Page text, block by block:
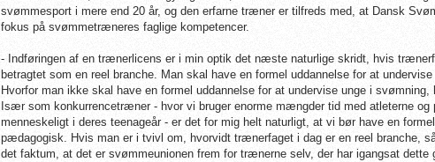
svømmesport i mere end 20 år, og den erfarne træner er tilfreds med, at Dansk
fokus på svømmetræneres faglige kompetencer.
- Indføringen af en trænerlicens er i min optik det næste naturlige skridt, hvis
betragtet som en reel branche. Man skal have en formel uddannelse for at
Hvorfor man ikke skal have en formel uddannelse for at undervise unge i
Især som konkurrencetræner - hvor vi bruger enorme mængder tid med atleterne og
menneskeligt i deres teenageår - er det for mig helt naturligt, at vi bør have en
pædagogisk. Hvis man er i tvivl om, hvorvidt trænerfaget i dag er en reel branche,
det faktum, at det er svømmeunionen frem for trænerne selv, der har igangsat dette